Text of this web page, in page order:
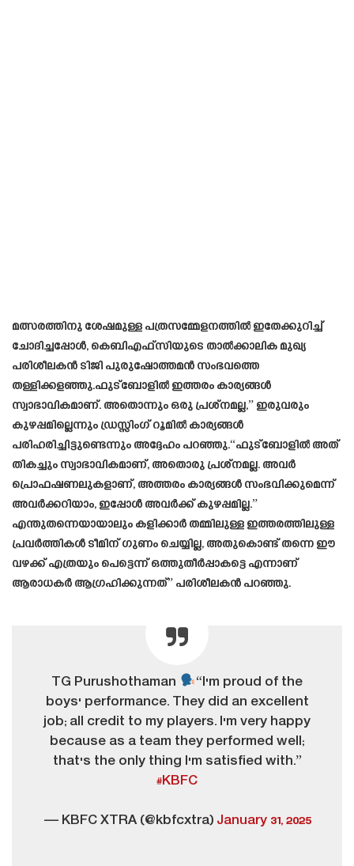
മത്സരത്തിനു ശേഷമുള്ള പത്രസമ്മേളനത്തിൽ ഇതേക്കുറിച്ച്
ചോദിച്ചപ്പോൾ, കെബിഎഫ്‌സിയുടെ താൽക്കാലിക മുഖ്യ
പരിശീലകൻ ടിജി പുരുഷോത്തമൻ സംഭവത്തെ
തള്ളിക്കളഞ്ഞു.ഫുട്ബോളിൽ ഇത്തരം കാര്യങ്ങൾ
സ്വാഭാവികമാണ്. അതൊന്നും ഒരു പ്രശ്‌നമല്ല,” ഇരുവരും
കുഴപ്പമില്ലെന്നും ഡ്രസ്സിംഗ് റൂമിൽ കാര്യങ്ങൾ
പരിഹരിച്ചിട്ടുണ്ടെന്നും അദ്ദേഹം പറഞ്ഞു.“ഫുട്ബോളിൽ അത്
തികച്ചും സ്വാഭാവികമാണ്, അതൊരു പ്രശ്നമല്ല. അവർ
പ്രൊഫഷണലുകളാണ്, അത്തരം കാര്യങ്ങൾ സംഭവിക്കുമെന്ന്
അവർക്കറിയാം, ഇപ്പോൾ അവർക്ക് കുഴപ്പമില്ല.”
എന്തുതന്നെയായാലും കളിക്കാർ തമ്മിലുള്ള ഇത്തരത്തിലുള്ള
പ്രവർത്തികൾ ടീമിന് ഗുണം ചെയ്യില്ല, അതുകൊണ്ട് തന്നെ ഈ
വഴക്ക് എത്രയും പെട്ടെന്ന് ഒത്തുതീർപ്പാകട്ടെ എന്നാണ്
ആരാധകർ ആഗ്രഹിക്കുന്നത്” പരിശീലകൻ പറഞ്ഞു.
TG Purushothaman
“I'm proud of the
boys' performance. They did an excellent
job; all credit to my players. I'm very happy
because as a team they performed well;
that's the only thing I'm satisfied with.”
#KBFC
— KBFC XTRA (@kbfcxtra) January 31, 2025